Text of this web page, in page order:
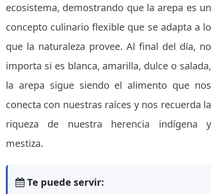
ecosistema, demostrando que la arepa es un
concepto culinario flexible que se adapta a lo
que la naturaleza provee. Al final del día, no
importa si es blanca, amarilla, dulce o salada,
la arepa sigue siendo el alimento que nos
conecta con nuestras raíces y nos recuerda la
riqueza de nuestra herencia indígena y
mestiza.
Te puede servir: